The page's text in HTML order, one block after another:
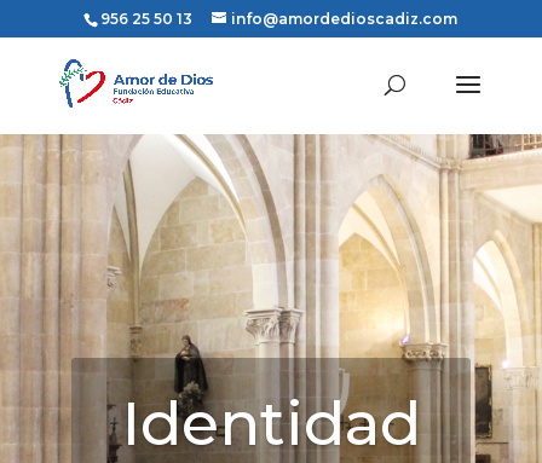
956 25 50 13 info@amordedioscadiz.com
Identidad